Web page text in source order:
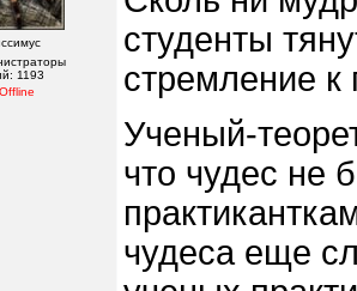
1193
Offline
студенты
стремление к
Ученый-
что чудес не
чудеса еще